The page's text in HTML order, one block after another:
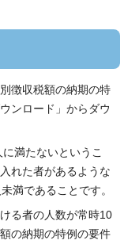
徴収税額の納期の特
ンロード」からダウ
満たないというこ
れた者があるような
満であることです。
る者の人数が常時10
の納期の特例の要件